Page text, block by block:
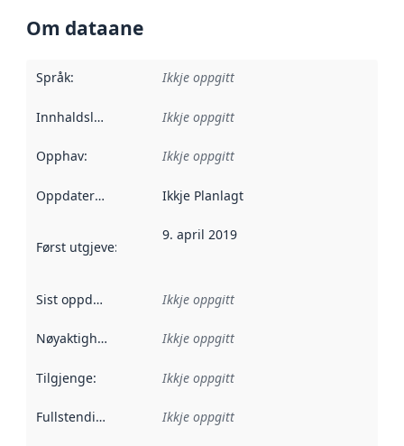
Om dataane
Språk: Ikkje oppgitt
Innhaldsleverandørar :
Ikkje oppgitt
Opphav: Ikkje oppgitt
Oppdateringsfrekvens :
Ikkje Planlagt
Først utgjeve: Denne datoen seier når dataa i dette
9. april 2019
Sist oppdatert Ikkje oppgitt
Nøyaktigheit Ikkje oppgitt
Tilgjenge: Ikkje oppgitt
Fullstendigheit Ikkje oppgitt